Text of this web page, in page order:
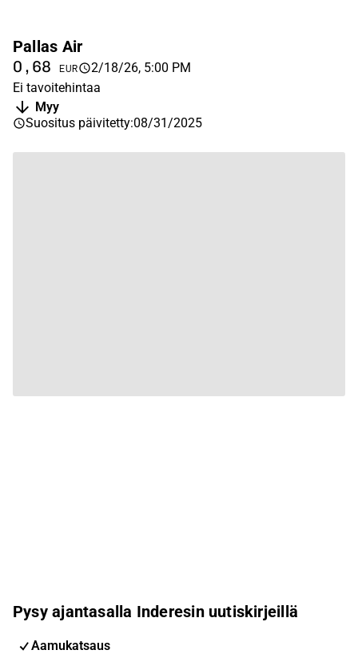
Pallas Air
0,68 EUR
2/18/26, 5:00 PM
Ei tavoitehintaa
Myy
Suositus päivitetty:08/31/2025
Pysy ajantasalla Inderesin uutiskirjeillä
Aamukatsaus